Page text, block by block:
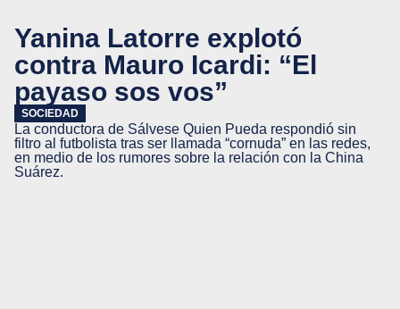
Yanina Latorre explotó
contra Mauro Icardi: “El
payaso sos vos”
SOCIEDAD
La conductora de Sálvese Quien Pueda respondió sin
filtro al futbolista tras ser llamada “cornuda” en las redes,
en medio de los rumores sobre la relación con la China
Suárez.